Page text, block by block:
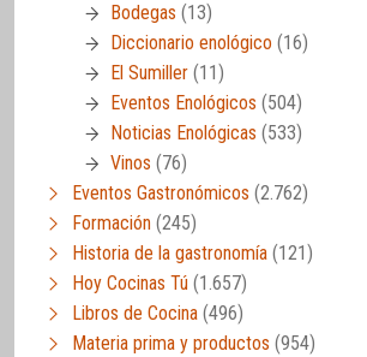
Bodegas (13)
Diccionario enológico (16)
El Sumiller (11)
Eventos Enológicos (504)
Noticias Enológicas (533)
Vinos (76)
Eventos Gastronómicos (2.762)
Formación (245)
Historia de la gastronomía (121)
Hoy Cocinas Tú (1.657)
Libros de Cocina (496)
Materia prima y productos (954)